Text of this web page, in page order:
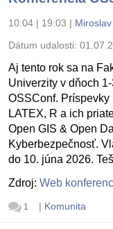
10.04 | 19:03 |
Dátum udalosti:
Aj tento rok sa na
Univerzity v dňoch
OSSConf. Príspevky
LATEX, R a ich
Open GIS & Open
Kyberbezpečnosť.
do 10. júna 2026.
Zdroj: Web
1 | Komunita